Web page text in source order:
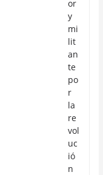
or
y
mi
lit
an
te
po
r
la
re
vol
uc
ió
n